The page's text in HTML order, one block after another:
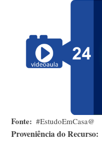
Fonte #EstudoEmCasa@
Proveniência do Recurso